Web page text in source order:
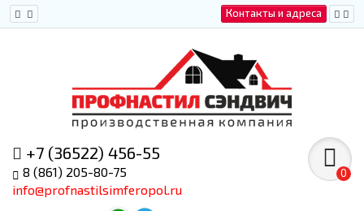
Контакты и адреса
+7 (36522) 456-55
8 (861) 205-80-75
info@profnastilsimferopol.ru
0